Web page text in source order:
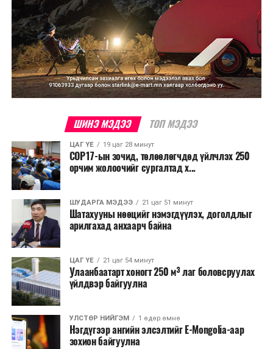
ШИНЭ МЭДЭЭ ТОП МЭДЭЭ
ЦАГ ҮЕ 19 цаг 28 минут
COP17-ын зочид, төлөөлөгчдөд үйлчлэх 250
орчим жолоочийг сургалтад х...
ШУДАРГА МЭДЭЭ 21 цаг 51 минут
Шатахууны нөөцийг нэмэгдүүлэх, доголдлыг
арилгахад анхаарч байна
ЦАГ ҮЕ 21 цаг 54 минут
Улаанбаатарт хоногт 250 м³ лаг боловсруулах
үйлдвэр байгуулна
УЛСТӨР НИЙГЭМ 1 өдөр.өмнө
Нэгдүгээр ангийн элсэлтийг E-Mongolia-аар
зохион байгуулна